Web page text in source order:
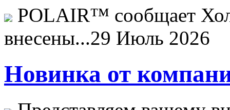
POLAIR™ сообщает
внесены...29 Июль 2026
Новинка от